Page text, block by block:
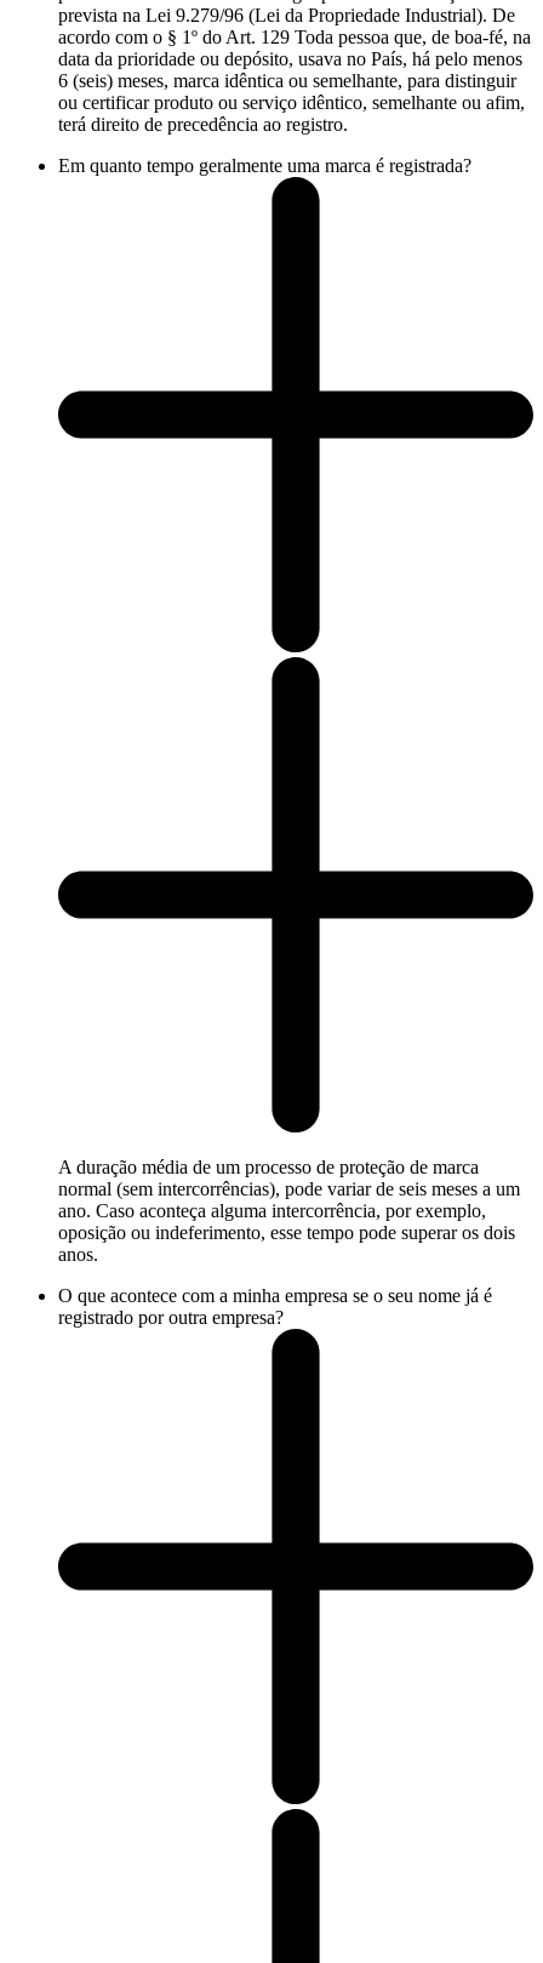
prevista na Lei 9.279/96 (Lei da Propriedade Industrial). De
acordo com o § 1º do Art. 129 Toda pessoa que, de boa-fé, na
data da prioridade ou depósito, usava no País, há pelo menos
6 (seis) meses, marca idêntica ou semelhante, para distinguir
ou certificar produto ou serviço idêntico, semelhante ou afim,
terá direito de precedência ao registro.
Em quanto tempo geralmente uma marca é registrada?
A duração média de um processo de proteção de marca
normal (sem intercorrências), pode variar de seis meses a um
ano. Caso aconteça alguma intercorrência, por exemplo,
oposição ou indeferimento, esse tempo pode superar os dois
anos.
O que acontece com a minha empresa se o seu nome já é
registrado por outra empresa?